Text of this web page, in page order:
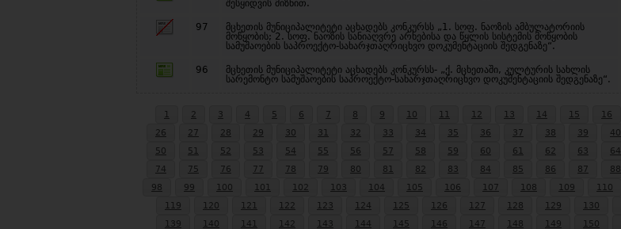
შესყიდვის მიზნით.
97
მცხეთის მუნიციპალიტეტი აცხადებს კონკურსს „1. სოფ. ნაოზის ამბულატორიის
მოწყობის; 2. სოფ. ნაოზის სანიაღვრე არხებისა და წყლის სისტემის მოწყობის
სამუშაოების საპროექტო-სახარჯთაღრიცხვო დოკუმენტაციის შედგენაზე“.
96
მცხეთის მუნიციპალიტეტი აცხადებს კონკურსს- „ქ. მცხეთაში, კულტურის სახლის
სარემონტო სამუშაოების საპროექტო-სახარჯთაღრიცხვო დოკუმენტაციის შედგენაზე“.
1 2 3 4 5 6 7 8 9 10 11 12 13 14 15 16
26
27 28 29 30 31 32 33 34 35 36 37 38 39 40
50
51 52 53 54 55 56 57 58 59 60 61 62 63 64
74
75 76 77 78 79 80 81 82 83 84 85 86 87 88
98
99 100 101 102 103 104 105 106 107 108 109 110
119
120 121 122 123 124 125 126 127 128 129 130
139
140 141 142 143 144 145 146 147 148 149 150